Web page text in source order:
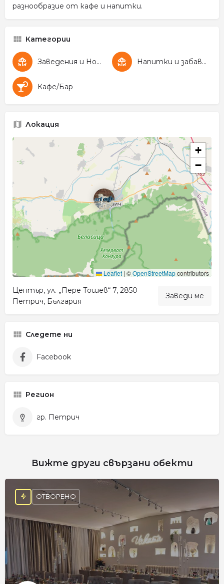
разнообразие от кафе и напитки.
Категории
Заведения и Нощен живот Напитки и забавление
Кафе/Бар
Локация
+
−
Leaflet | ©OpenStreetMapcontributors
Център, ул. „Пере Тошев“ 7, 2850
Петрич, България
Заведи ме
Следете ни
Facebook
Регион
гр. Петрич
Вижте други свързани обекти
ОТВОРЕНО